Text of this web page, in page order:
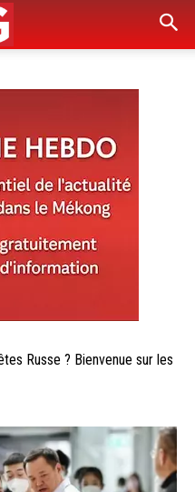
Russe ? Bienvenue sur les